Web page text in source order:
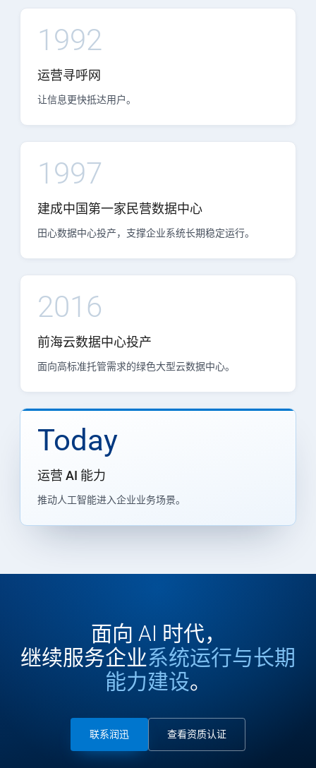
1992
运营寻呼网
让信息更快抵达用户。
1997
建成中国第一家民营数据中心
田心数据中心投产，支撑企业系统长期稳定运行。
2016
前海云数据中心投产
面向高标准托管需求的绿色大型云数据中心。
Today
运营 AI 能力
推动人工智能进入企业业务场景。
面向 AI 时代，
继续服务企业系统运行与长期
能力建设。
联系润迅 查看资质认证